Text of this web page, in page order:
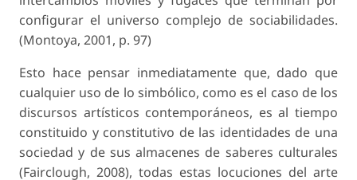
configurar el universo complejo de sociabilidades.
(Montoya, 2001, p. 97)
Esto hace pensar inmediatamente que, dado que
cualquier uso de lo simbólico, como es el caso de los
discursos artísticos contemporáneos, es al tiempo
constituido y constitutivo de las identidades de una
sociedad y de sus almacenes de saberes culturales
(Fairclough, 2008), todas estas locuciones del arte